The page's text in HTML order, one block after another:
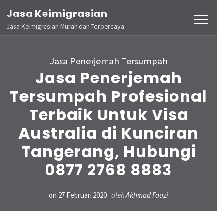
Lompat
ke
konten
Jasa Keimigrasian
Jasa Keimigrasian Murah dan Terpercaya
Jasa Penerjemah Tersumpah
Jasa Penerjemah
Tersumpah Profesional
Terbaik Untuk Visa
Australia di Kunciran
Tangerang, Hubungi
0877 2768 8883
on 27 Februari 2020 olehAkhmad Fauzi